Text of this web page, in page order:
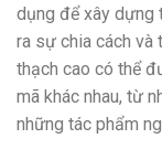
dụng để xây dựng
ra sự chia cách và
thạch cao có thể
mã khác nhau, từ
những tác phẩm